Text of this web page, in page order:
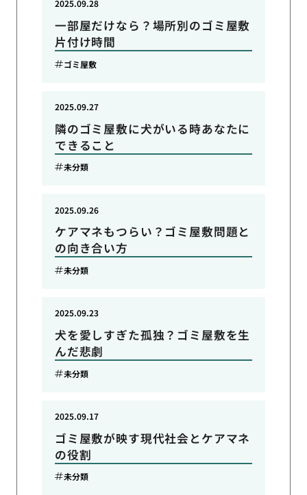
一部屋だけなら？場所別のゴミ屋敷
片付け時間
2025.09.28
ゴミ屋敷
隣のゴミ屋敷に犬がいる時あなたに
できること
2025.09.27
未分類
ケアマネもつらい？ゴミ屋敷問題と
の向き合い方
2025.09.26
未分類
犬を愛しすぎた孤独？ゴミ屋敷を生
んだ悲劇
2025.09.23
未分類
ゴミ屋敷が映す現代社会とケアマネ
の役割
2025.09.17
未分類